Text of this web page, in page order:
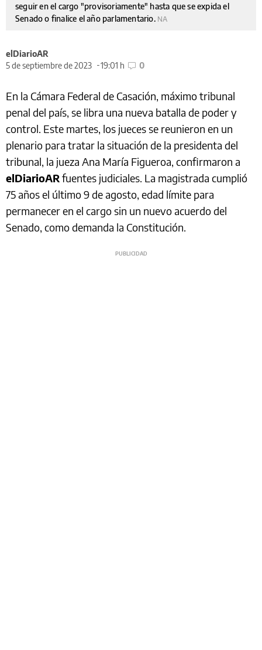
seguir en el cargo "provisoriamente" hasta que se expida el
Senado o finalice el año parlamentario. NA
elDiarioAR
5 de septiembre de 2023
19:01 h 0
En la Cámara Federal de Casación, máximo tribunal
penal del país, se libra una nueva batalla de poder y
control. Este martes, los jueces se reunieron en un
plenario para tratar la situación de la presidenta del
tribunal, la jueza Ana María Figueroa, confirmaron a
elDiarioARfuentes judiciales. La magistrada cumplió
75 años el último 9 de agosto, edad límite para
permanecer en el cargo sin un nuevo acuerdo del
Senado, como demanda la Constitución.